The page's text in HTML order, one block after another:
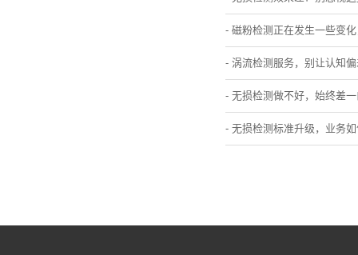
- 磁粉检测正在发生一些变
- 涡流检测服务，别让认知
- 无损检测做不好，始终差
- 无损检测标准升级，业务